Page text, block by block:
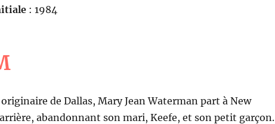
: 1984
de Dallas, Mary Jean Waterman part à New
abandonnant son mari, Keefe, et son petit garçon.